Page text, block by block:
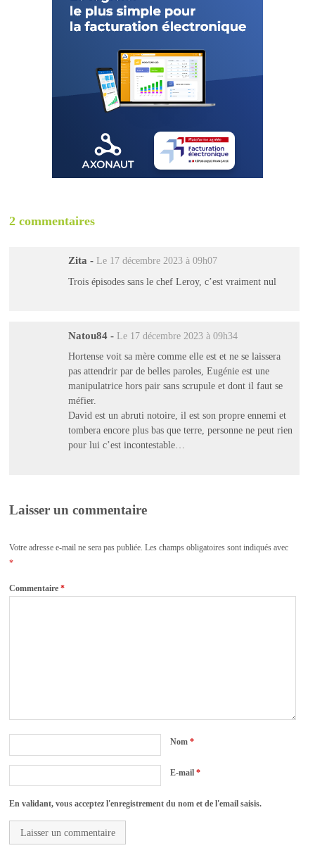
2 commentaires
Zita - Le 17 décembre 2023 à 09h07
Trois épisodes sans le chef Leroy, c’est vraiment nul
Natou84 - Le 17 décembre 2023 à 09h34
Hortense voit sa mère comme elle est et ne se laissera
pas attendrir par de belles paroles, Eugénie est une
manipulatrice hors pair sans scrupule et dont il faut se
méfier.
David est un abruti notoire, il est son propre ennemi et
tombera encore plus bas que terre, personne ne peut rien
pour lui c’est incontestable…
Laisser un commentaire
Votre adresse e-mail ne sera pas publiée. Les champs obligatoires sont indiqués avec
*
Commentaire*
Nom*
E-mail*
En validant, vous acceptez l'enregistrement du nom et de l'email saisis.